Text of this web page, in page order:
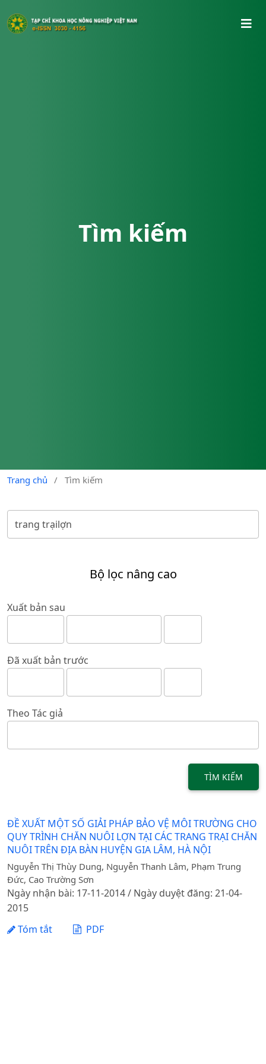
Tìm kiếm
Trang chủ / Tìm kiếm
Bộ lọc nâng cao
Xuất bản sau
Đã xuất bản trước
Theo Tác giả
TÌM KIẾM
ĐỀ XUẤT MỘT SỐ GIẢI PHÁP BẢO VỆ MÔI TRƯỜNG CHO
QUY TRÌNH CHĂN NUÔI LỢN TẠI CÁC TRANG TRẠI CHĂN
NUÔI TRÊN ĐỊA BÀN HUYỆN GIA LÂM, HÀ NỘI
Nguyễn Thị Thùy Dung, Nguyễn Thanh Lâm, Phạm Trung
Đức, Cao Trường Sơn
Ngày nhận bài: 17-11-2014 / Ngày duyệt đăng: 21-04-
2015
Tóm tắt
PDF